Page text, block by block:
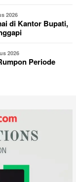
2026
di Kantor Bupati,
2026
Periode